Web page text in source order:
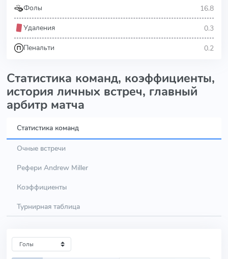
Фолы 16.8
Удаления 0.3
Пенальти 0.2
Статистика команд, коэффициенты,
история личных встреч, главный
арбитр матча
Статистика команд
Очные встречи
Рефери Andrew Miller
Коэффициенты
Турнирная таблица